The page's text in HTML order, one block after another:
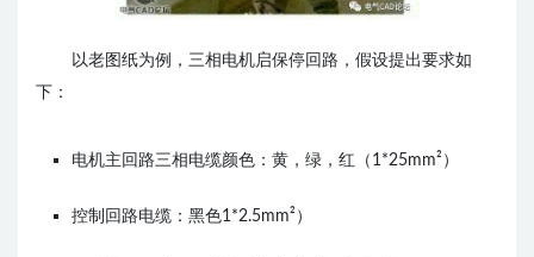
以老图纸为例，三相电机启保停回路， 假设提出要求如
下：
电机主回路三相电缆颜色：黄，绿，红 （1*25mm²）
控制回路电缆：黑色1*2.5mm²）